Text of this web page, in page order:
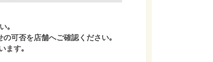
｡
可否を店舗へご確認ください｡
ます｡